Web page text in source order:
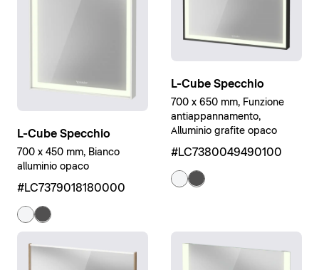
L-Cube Specchio
700 x 450 mm, Bianco
alluminio opaco
#LC7379018180000
L-Cube Specchio
700 x 650 mm, Funzione
antiappannamento,
Alluminio grafite opaco
#LC7380049490100